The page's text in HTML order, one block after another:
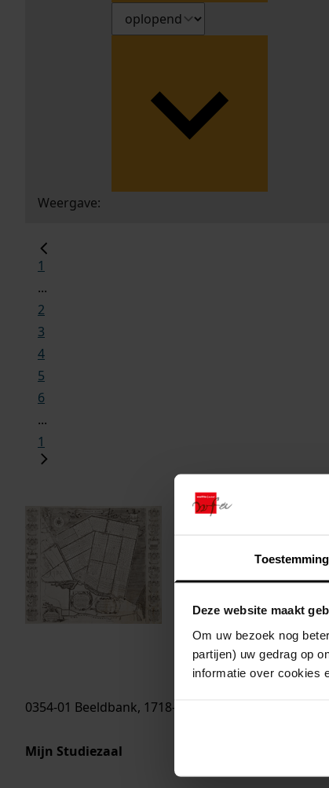
Toestemming
Deze website maakt
Om uw bezoek nog
partijen) uw gedrag op
informatie over cookies
Weergave:
1
...
2
3
4
5
6
...
1
0354-01 Beeldbank, 1718-1723
Mijn Studiezaal